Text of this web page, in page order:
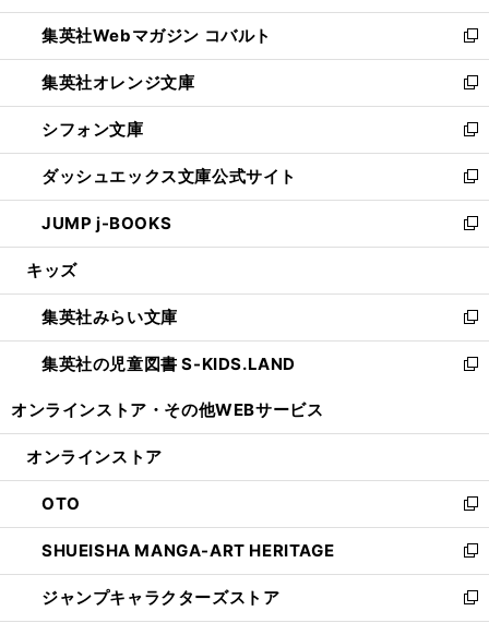
開
く
ウ
で
開
く
ン
ド
ウ
で
開
く
ウ
ィ
ン
ド
ウ
で
開
く
集英社Webマガジン コバルト
新
し
い
ウ
ィ
ン
ド
ウ
で
開
集英社オレンジ文庫
新
し
い
ウ
ィ
ン
ド
ウ
開
く
シフォン文庫
新
し
い
ウ
ィ
ン
ウ
で
開
く
ダッシュエックス文庫公式サイト
新
し
い
ウ
ン
ド
ウ
で
JUMP j-BOOKS
新
し
ウ
ィ
ン
ド
開
キッズ
集英社みらい文庫
新
し
い
ン
ウ
で
開
く
集英社の児童図書 S-KIDS.LAND
新
ウ
ン
ド
ウ
で
開
く
オンラインストア・ その他WEBサービス
オンラインストア
OTO
新
し
い
ウ
ィ
ン
SHUEISHA MANGA-ART HERITAGE
新
し
い
ウ
ジャンプキャラクターズストア
新
し